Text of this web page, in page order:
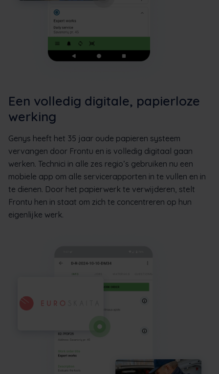
Een volledig digitale, papierloze
werking
Genys heeft het 35 jaar oude papieren systeem
vervangen door Frontu en is volledig digitaal gaan
werken. Technici in alle zes regio’s gebruiken nu een
mobiele app om alle servicerapporten in te vullen en in
te dienen. Door het papierwerk te verwijderen, stelt
Frontu hen in staat om zich te concentreren op hun
eigenlijke werk.